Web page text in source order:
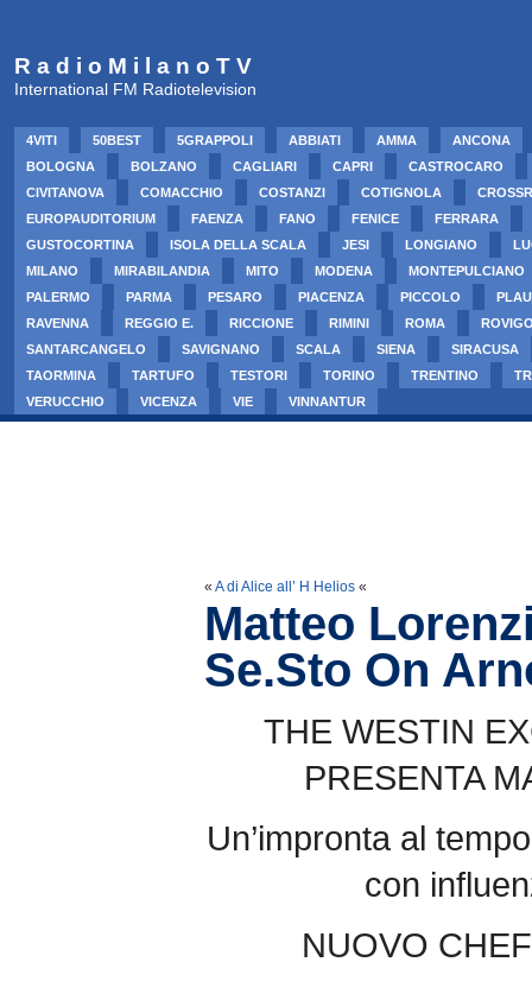
R a d i o M i l a n o T V
International FM Radiotelevision
4VITI 50BEST 5GRAPPOLI ABBIATI AMMA
ANCONA
BOLOGNA
BOLZANO CAGLIARI CAPRI
CASTROCARO
CIVITANOVA
COMACCHIO COSTANZI COTIGNOLA
EUROPAUDITORIUM
FAENZA FANO FENICE
FERRARA
GUSTOCORTINA
ISOLA DELLA SCALA JESI LONGIANO
MILANO
MIRABILANDIA MITO MODENA
MONTEPULCIANO
PALERMO
PARMA PESARO PIACENZA PICCOLO
RAVENNA
REGGIO E. RICCIONE RIMINI ROMA
SANTARCANGELO
SAVIGNANO SCALA SIENA
SIRACUSA
TAORMINA
TARTUFO TESTORI TORINO TRENTINO
VERUCCHIO
VICENZA VIE VINNANTUR
« A di Alice all’ H Helios «
Matteo
Se.Sto On
THE WESTIN
PRESENTA
Un’impronta al
con
NUOVO